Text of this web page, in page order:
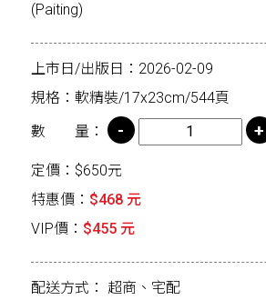
(Paiting)
上市日/出版日：2026-02-09
規格：軟精裝/17x23cm/544頁
數 量：
定價：$650元
特惠價： $468 元
VIP價： $455 元
配送方式： 超商、宅配